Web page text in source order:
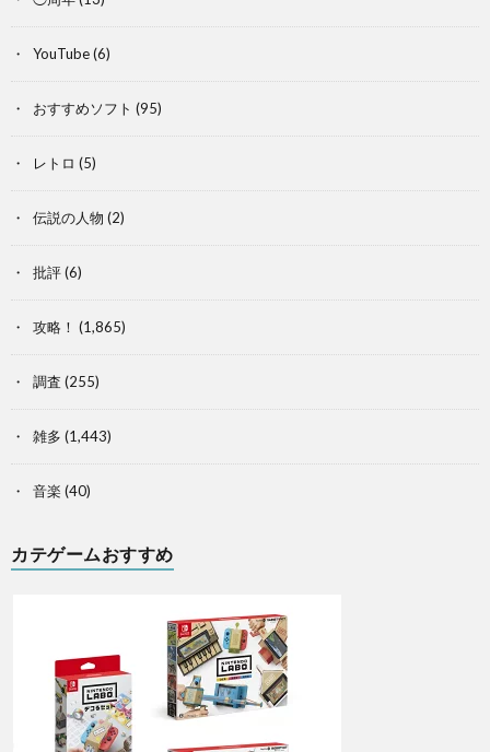
YouTube(6)
おすすめソフト (95)
レトロ (5)
伝説の人物 (2)
批評(6)
攻略！ (1,865)
調査 (255)
雑多 (1,443)
音楽 (40)
カテゲームおすすめ